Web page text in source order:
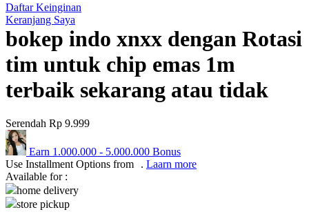
Philips Avent
Pigeon
Ponycycle
Puma
Pureats
QV Baby
Daftar Keinginan
Keranjang Saya
bokep indo xnxx dengan Rotasi
tim untuk chip emas 1m
terbaik sekarang atau tidak
Serendah Rp 9.999
Earn 1.000.000 - 5.000.000 Bonus
Use Installment Options from
. Laarn more
Available for :
home delivery
store pickup